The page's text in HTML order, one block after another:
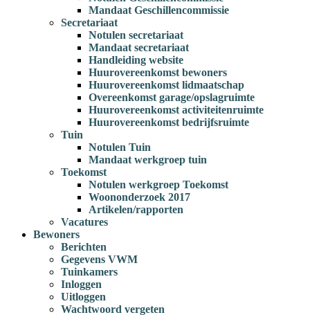
Mandaat Geschillencommissie
Secretariaat
Notulen secretariaat
Mandaat secretariaat
Handleiding website
Huurovereenkomst bewoners
Huurovereenkomst lidmaatschap
Overeenkomst garage/opslagruimte
Huurovereenkomst activiteitenruimte
Huurovereenkomst bedrijfsruimte
Tuin
Notulen Tuin
Mandaat werkgroep tuin
Toekomst
Notulen werkgroep Toekomst
Woononderzoek 2017
Artikelen/rapporten
Vacatures
Bewoners
Berichten
Gegevens VWM
Tuinkamers
Inloggen
Uitloggen
Wachtwoord vergeten